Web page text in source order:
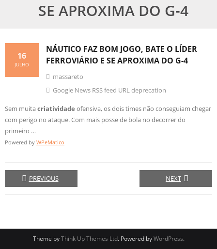
SE APROXIMA DO G-4
NÁUTICO FAZ BOM JOGO, BATE O LÍDER
FERROVIÁRIO E SE APROXIMA DO G-4
16
JULHO
massareto
Google News RSS feed URL deprecation
Sem muitacriatividade ofensiva, os dois times não conseguiam chegar
com perigo no ataque. Com mais posse de bola no decorrer do
primeiro …
Powered by WPeMatico
PREVIOUS NEXT
Theme byThink Up Themes Ltd. Powered byWordPress.